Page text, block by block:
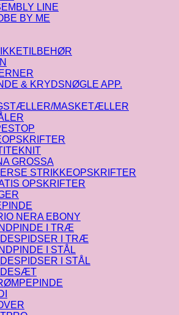
LINE
BY ME
& KRYDSNØGLE APP.
MASKETÆLLER
GROSSA
STRIKKEOPSKRIFTER
OPSKRIFTER
NERA EBONY
I TRÆ
I TRÆ
I STÅL
I STÅL